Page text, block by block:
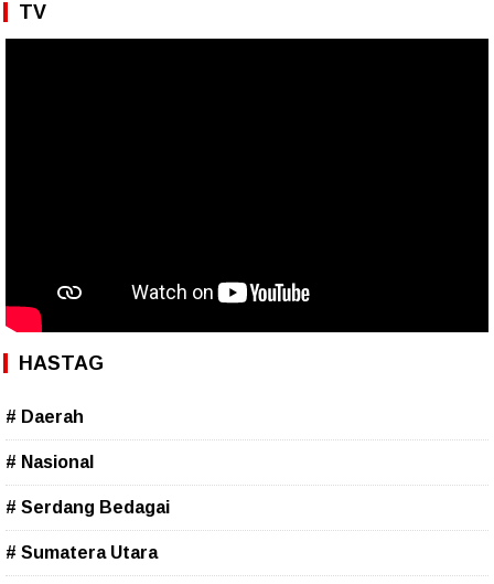
TV
HASTAG
# Daerah
# Nasional
# Serdang Bedagai
# Sumatera Utara